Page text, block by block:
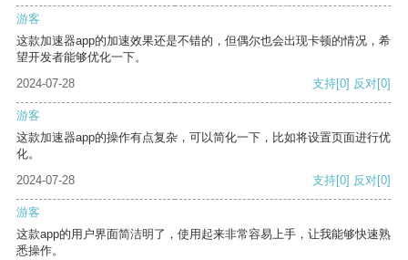
游客
这款加速器app的加速效果还是不错的，但偶尔也会出现卡顿的情况，希
望开发者能够优化一下。
2024-07-28
支持[0] 反对[0]
游客
这款加速器app的操作有点复杂，可以简化一下，比如将设置页面进行优
化。
2024-07-28
支持[0] 反对[0]
游客
这款app的用户界面简洁明了，使用起来非常容易上手，让我能够快速熟
悉操作。